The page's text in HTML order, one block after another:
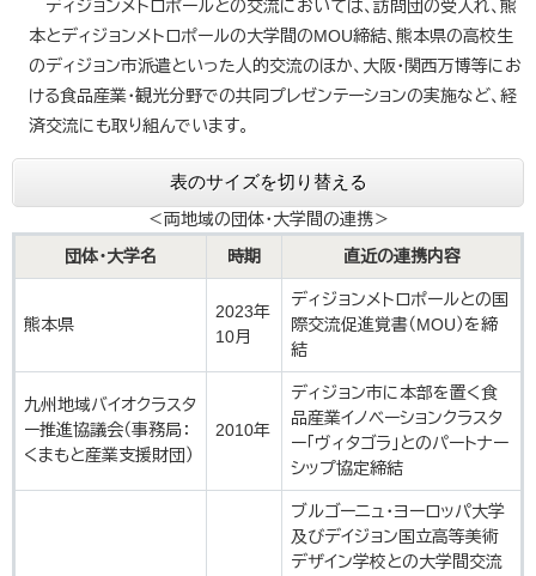
ディジョンメトロポールとの交流においては、訪問団の受入れ、熊
本とディジョンメトロポールの大学間のMOU締結、熊本県の高校生
のディジョン市派遣といった人的交流のほか、大阪・関西万博等にお
ける食品産業・観光分野での共同プレゼンテーションの実施など、経
済交流にも取り組んでいます。
表のサイズを切り替える
＜両地域の団体・大学間の連携＞
団体・大学名
時期 直近の連携内容
熊本県
2023年
10月
ディジョンメトロポールとの国
際交流促進覚書（MOU）を締
結
九州地域バイオクラスタ
ー推進協議会（事務局：
くまもと産業支援財団）
2010年
ディジョン市に本部を置く食
品産業イノベーションクラスタ
ー「ヴィタゴラ」とのパートナー
シップ協定締結
ブルゴーニュ・ヨーロッパ大学
及びデイジョン国立高等美術
デザイン学校との大学間交流